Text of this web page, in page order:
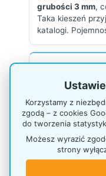
grubości 3 mm,
Taka kieszeń
katalogi.
Kuweta DL
Korzystamy z
zgodą – z cookies
do tworzenia
Możesz wyrazić
strony